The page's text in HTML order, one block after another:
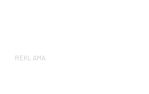
REKLAMA